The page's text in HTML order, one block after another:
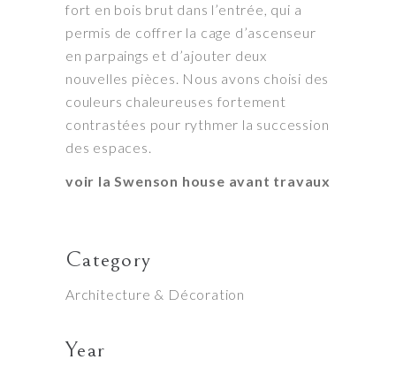
fort en bois brut dans l’entrée, qui a
permis de coffrer la cage d’ascenseur
en parpaings et d’ajouter deux
nouvelles pièces. Nous avons choisi des
couleurs chaleureuses fortement
contrastées pour rythmer la succession
des espaces.
voir la Swenson house avant travaux
Category
Architecture & Décoration
Year